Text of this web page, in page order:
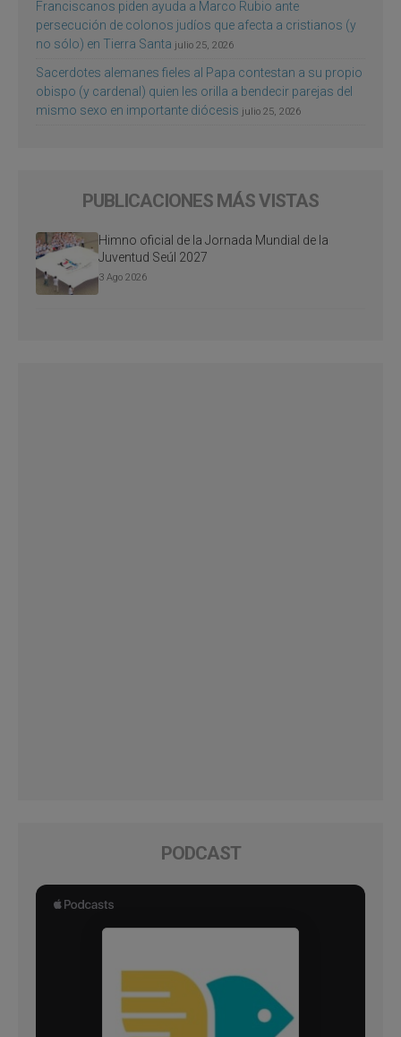
Franciscanos piden ayuda a Marco Rubio ante
persecución de colonos judíos que afecta a cristianos (y
no sólo) en Tierra Santa julio 25, 2026
Sacerdotes alemanes fieles al Papa contestan a su propio
obispo (y cardenal) quien les orilla a bendecir parejas del
mismo sexo en importante diócesis julio 25, 2026
PUBLICACIONES MÁS VISTAS
Himno oficial de la Jornada Mundial de la
Juventud Seúl 2027
3 Ago 2026
PODCAST